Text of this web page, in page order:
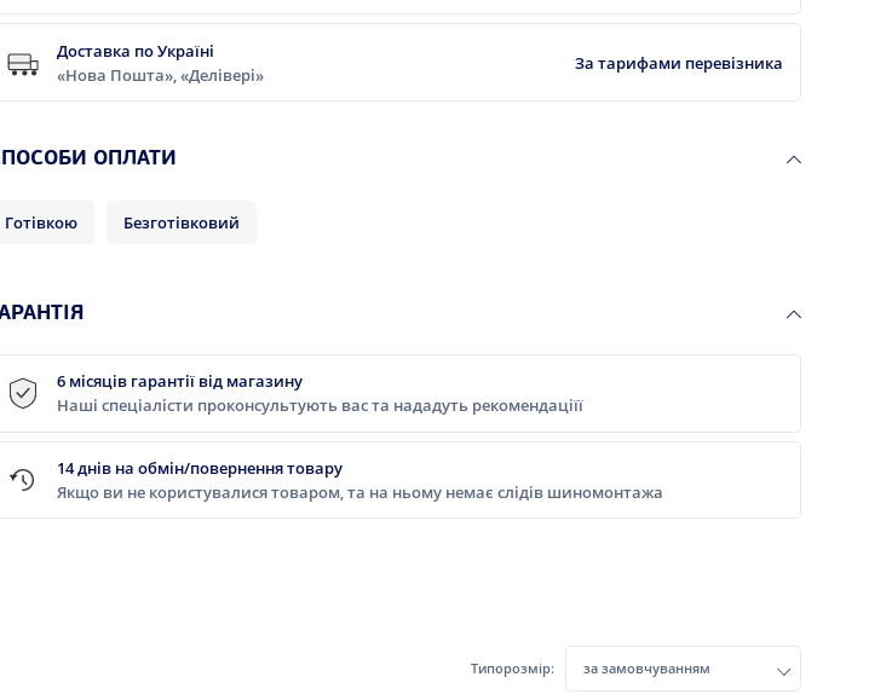
Доставка по Україні
«Нова Пошта», «Делівері»
За тарифами перевізника
ОПЛАТИ
Готівкою Безготівковий
6 місяців гарантії від магазину
Наші спеціалісти проконсультують вас та нададуть рекомендаціїї
14 днів на обмін/повернення товару
Якщо ви не користувалися товаром, та на ньому немає слідів шиномонтажа
Типорозмір: за замовчуванням